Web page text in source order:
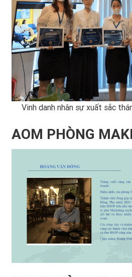
Vinh danh nhân sự xuất sắc
AOM PHÒNG